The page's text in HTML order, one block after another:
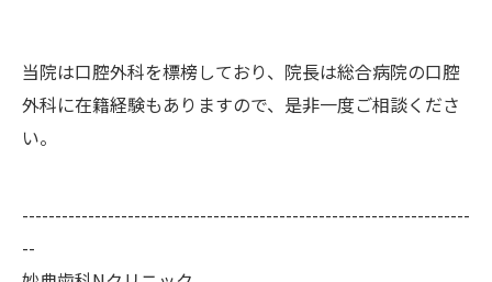
当院は口腔外科を標榜しており、院長は総合病院の口腔
外科に在籍経験もありますので、是非一度ご相談くださ
い。
--------------------------------------------------------------------
--